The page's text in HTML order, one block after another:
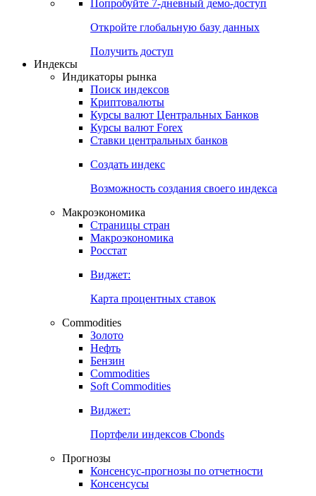
Попробуйте 7-дневный демо-доступ
Откройте глобальную базу данных
Получить доступ
Индексы
Индикаторы рынка
Поиск индексов
Криптовалюты
Курсы валют Центральных Банков
Курсы валют Forex
Ставки центральных банков
Создать индекс
Возможность создания своего индекса
Макроэкономика
Страницы стран
Макроэкономика
Росстат
Виджет:
Карта процентных ставок
Commodities
Золото
Нефть
Бензин
Commodities
Soft Commodities
Виджет:
Портфели индексов Cbonds
Прогнозы
Консенсус-прогнозы по отчетности
Консенсусы